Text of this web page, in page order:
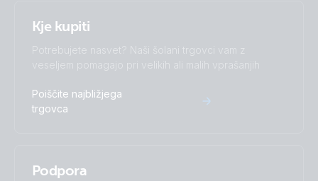
Kje kupiti
Potrebujete nasvet? Naši šolani trgovci vam z
veseljem pomagajo pri velikih ali malih vprašanjih
Poiščite najbližjega
trgovca
Podpora